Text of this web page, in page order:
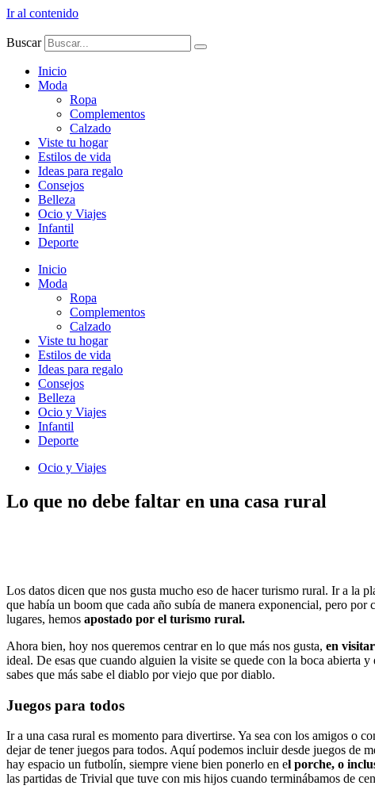
Ir al contenido
Buscar
Inicio
Moda
Ropa
Complementos
Calzado
Viste tu hogar
Estilos de vida
Ideas para regalo
Consejos
Belleza
Ocio y Viajes
Infantil
Deporte
Inicio
Moda
Ropa
Complementos
Calzado
Viste tu hogar
Estilos de vida
Ideas para regalo
Consejos
Belleza
Ocio y Viajes
Infantil
Deporte
Ocio y Viajes
Lo que no debe faltar en una casa rural
Los datos dicen que nos gusta mucho eso de hacer turismo rural. Ir a la
que había un boom que cada año subía de manera exponencial, pero
lugares, hemos apostado por el turismo rural.
Ahora bien, hoy nos queremos centrar en lo que más nos gusta, en
ideal. De esas que cuando alguien la visite se quede con la boca abierta
sabes que más sabe el diablo por viejo que por diablo.
Juegos para todos
Ir a una casa rural es momento para divertirse. Ya sea con los amigos o
dejar de tener juegos para todos. Aquí podemos incluir desde juegos de
hay espacio un futbolín, siempre viene bien ponerlo en el porche, o
las partidas de Trivial que tuve con mis hijos cuando terminábamos de